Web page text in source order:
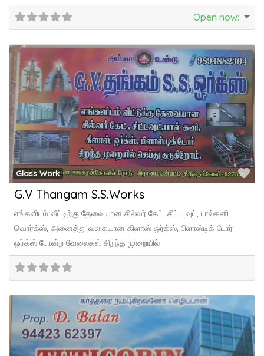
Open now:
Glass Work
G.V Thangam S.S.Works
எங்களிடம் வீட்டிற்கு தேவையான சில்வர் கேட், சிட் டவுட், பால்கனி
வொர்க்ஸ், அனைத்து வகையான கிளாஸ் ஒர்க்ஸ், பிளாஸ்டிக் டோர்
ஒர்க்ஸ் போன்ற வேலைகள் சிறந்த முறையில்